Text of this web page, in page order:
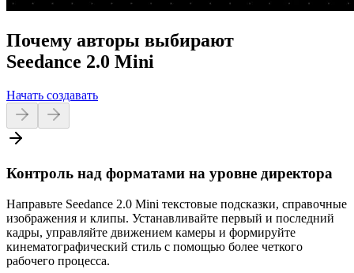
Почему авторы выбирают
Seedance 2.0 Mini
Начать создавать
Контроль над форматами на уровне директора
Направьте Seedance 2.0 Mini текстовые подсказки, справочные
изображения и клипы. Устанавливайте первый и последний
кадры, управляйте движением камеры и формируйте
кинематографический стиль с помощью более четкого
рабочего процесса.